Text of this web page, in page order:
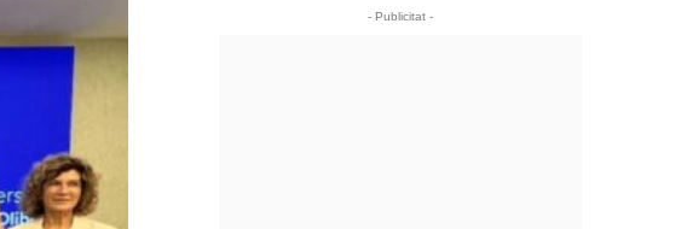
- Publicitat -